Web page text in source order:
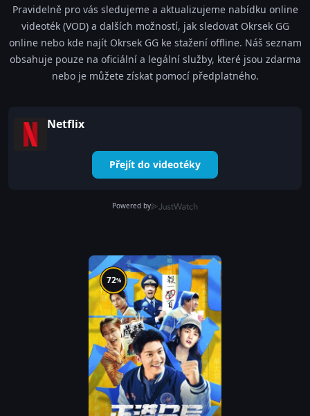
Pravidelně pro vás sledujeme a aktualizujeme nabídku online
videoték (VOD) a dalších možností, jak sledovat Okrsek GG
online nebo kde najít Okrsek GG ke stažení offline. Náš seznam
obsahuje pouze na oficiální a legální služby, které jsou zdarma
nebo je můžete získat pomocí předplatného.
Netflix
Přejít do videotéky
Powered by
72%